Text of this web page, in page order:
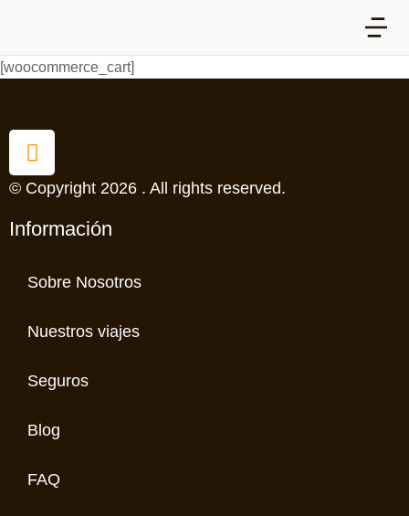
[woocommerce_cart]
© Copyright 2026 . All rights reserved.
Información
Sobre Nosotros
Nuestros viajes
Seguros
Blog
FAQ